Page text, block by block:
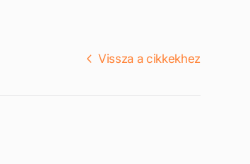
Vissza a cikkekhez